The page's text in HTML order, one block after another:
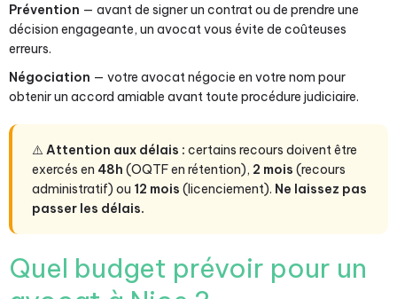
Prévention — avant de signer un contrat ou de prendre une
décision engageante, un avocat vous évite de coûteuses
erreurs.
Négociation — votre avocat négocie en votre nom pour
obtenir un accord amiable avant toute procédure judiciaire.
⚠️ Attention aux délais : certains recours doivent être
exercés en 48h (OQTF en rétention), 2 mois (recours
administratif) ou 12 mois (licenciement). Ne laissez pas
passer les délais.
Quel budget prévoir pour un